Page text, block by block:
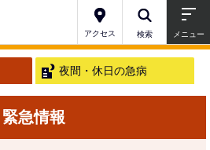
アクセス 検索 メニュー
夜間・休日の急病
緊急情報